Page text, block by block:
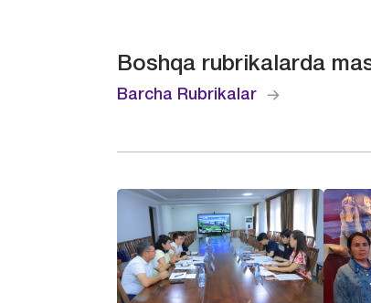
Boshqa rubrikalarda
Barcha Rubrikalar